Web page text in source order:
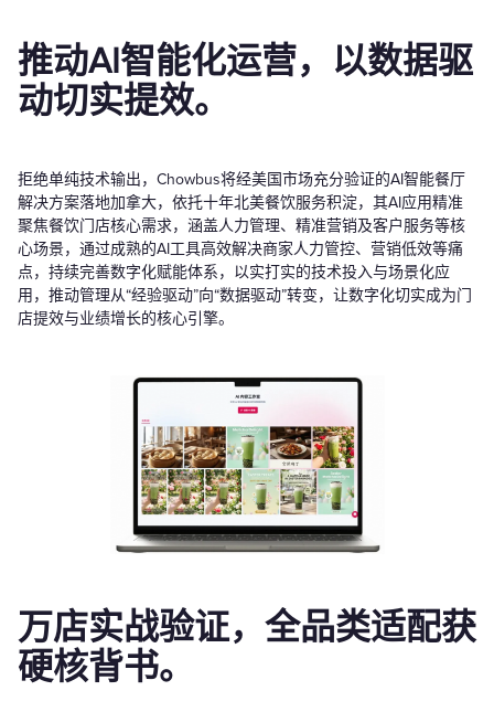
推动AI智能化运营，以数据驱
动切实提效。
拒绝单纯技术输出，Chowbus将经美国市场充分验证的AI智能餐厅
解决方案落地加拿大，依托十年北美餐饮服务积淀，其AI应用精准
聚焦餐饮门店核心需求，涵盖人力管理、精准营销及客户服务等核
心场景，通过成熟的AI工具高效解决商家人力管控、营销低效等痛
点，持续完善数字化赋能体系，以实打实的技术投入与场景化应
用，推动管理从“经验驱动”向“数据驱动”转变，让数字化切实成为门
店提效与业绩增长的核心引擎。
万店实战验证，全品类适配获
硬核背书。